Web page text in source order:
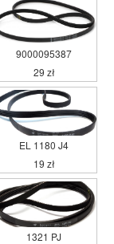
9000095387
29 zł
EL 1180 J4
19 zł
1321 PJ